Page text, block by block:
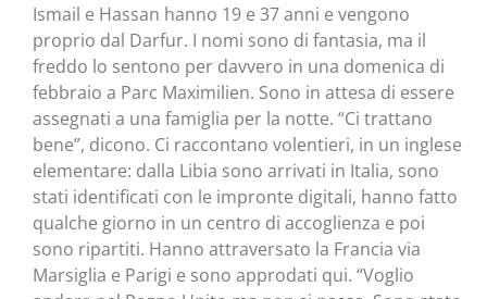
Ismail e Hassan hanno 19 e 37 anni e vengono
proprio dal Darfur. I nomi sono di fantasia, ma il
freddo lo sentono per davvero in una domenica di
febbraio a Parc Maximilien. Sono in attesa di essere
assegnati a una famiglia per la notte. “Ci trattano
bene”, dicono. Ci raccontano volentieri, in un inglese
elementare: dalla Libia sono arrivati in Italia, sono
stati identificati con le impronte digitali, hanno fatto
qualche giorno in un centro di accoglienza e poi
sono ripartiti. Hanno attraversato la Francia via
Marsiglia e Parigi e sono approdati qui. “Voglio